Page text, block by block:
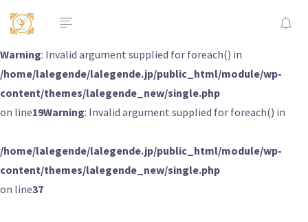
Warning: Invalid argument supplied for foreach() in
/home/lalegende/lalegende.jp/public_html/module/wp-
content/themes/lalegende_new/single.php
on line19Warning: Invalid argument supplied for foreach() in
/home/lalegende/lalegende.jp/public_html/module/wp-
content/themes/lalegende_new/single.php
on line37